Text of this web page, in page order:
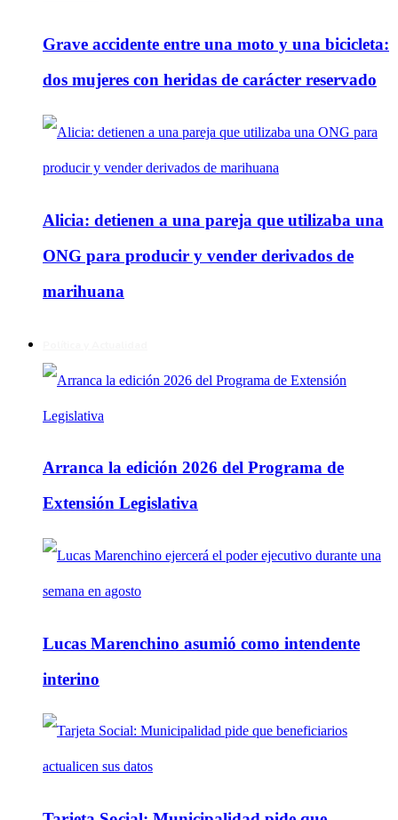
Grave accidente entre una moto y una bicicleta:
dos mujeres con heridas de carácter reservado
Alicia: detienen a una pareja que utilizaba una
ONG para producir y vender derivados de
marihuana
Arranca la edición 2026 del Programa de
Extensión Legislativa
Lucas Marenchino asumió como intendente
interino